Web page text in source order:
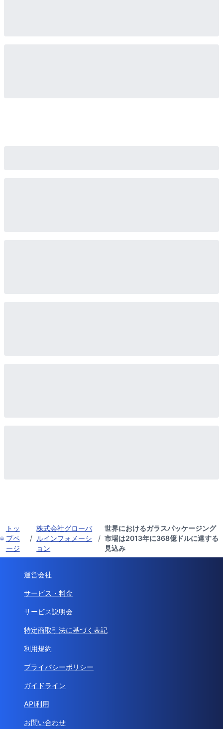
トッ
プペ
ージ
/
株式会社グローバ
ルインフォメーシ
ョン
/
世界におけるガラスパッケージング
市場は2013年に368億ドルに達する
見込み
運営会社
サービス・料金
サービス説明会
特定商取引法に基づく表記
利用規約
プライバシーポリシー
ガイドライン
API利用
お問い合わせ